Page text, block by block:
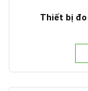
Thiết bị